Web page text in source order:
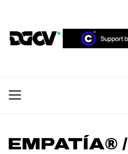
the
content
DGCV™
EMPATÍA® /